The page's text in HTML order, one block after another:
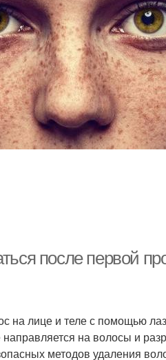
после первой
на лице и теле с помощью
на волосы и
методов удаления